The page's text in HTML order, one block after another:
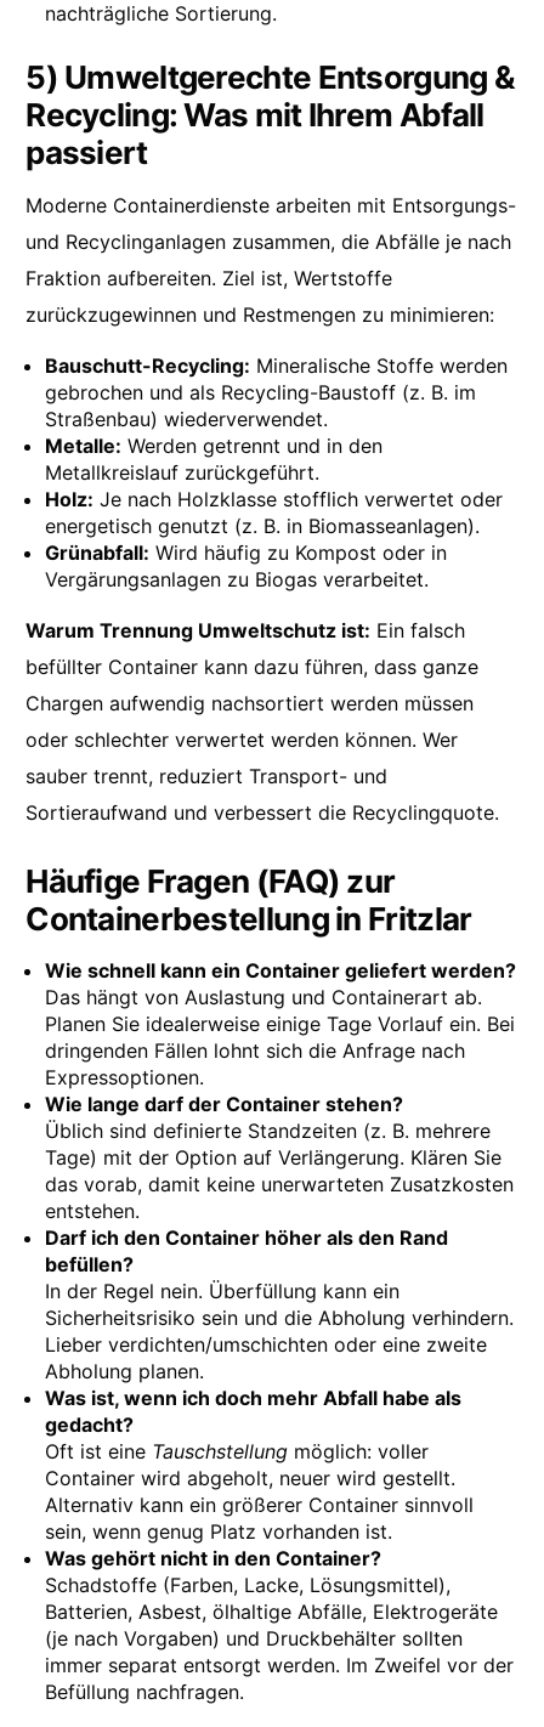
nachträgliche Sortierung.
5) Umweltgerechte Entsorgung &
Recycling: Was mit Ihrem Abfall
passiert
Moderne Containerdienste arbeiten mit Entsorgungs-
und Recyclinganlagen zusammen, die Abfälle je nach
Fraktion aufbereiten. Ziel ist, Wertstoffe
zurückzugewinnen und Restmengen zu minimieren:
Bauschutt-Recycling: Mineralische Stoffe werden
gebrochen und als Recycling-Baustoff (z. B. im
Straßenbau) wiederverwendet.
Metalle: Werden getrennt und in den
Metallkreislauf zurückgeführt.
Holz: Je nach Holzklasse stofflich verwertet oder
energetisch genutzt (z. B. in Biomasseanlagen).
Grünabfall: Wird häufig zu Kompost oder in
Vergärungsanlagen zu Biogas verarbeitet.
Warum Trennung Umweltschutz ist: Ein falsch
befüllter Container kann dazu führen, dass ganze
Chargen aufwendig nachsortiert werden müssen
oder schlechter verwertet werden können. Wer
sauber trennt, reduziert Transport- und
Sortieraufwand und verbessert die Recyclingquote.
Häufige Fragen (FAQ) zur
Containerbestellung in Fritzlar
Wie schnell kann ein Container geliefert werden?
Das hängt von Auslastung und Containerart ab.
Planen Sie idealerweise einige Tage Vorlauf ein. Bei
dringenden Fällen lohnt sich die Anfrage nach
Expressoptionen.
Wie lange darf der Container stehen?
Üblich sind definierte Standzeiten (z. B. mehrere
Tage) mit der Option auf Verlängerung. Klären Sie
das vorab, damit keine unerwarteten Zusatzkosten
entstehen.
Darf ich den Container höher als den Rand
befüllen?
In der Regel nein. Überfüllung kann ein
Sicherheitsrisiko sein und die Abholung verhindern.
Lieber verdichten/umschichten oder eine zweite
Abholung planen.
Was ist, wenn ich doch mehr Abfall habe als
gedacht?
Oft ist eine Tauschstellung möglich: voller
Container wird abgeholt, neuer wird gestellt.
Alternativ kann ein größerer Container sinnvoll
sein, wenn genug Platz vorhanden ist.
Was gehört nicht in den Container?
Schadstoffe (Farben, Lacke, Lösungsmittel),
Batterien, Asbest, ölhaltige Abfälle, Elektrogeräte
(je nach Vorgaben) und Druckbehälter sollten
immer separat entsorgt werden. Im Zweifel vor der
Befüllung nachfragen.